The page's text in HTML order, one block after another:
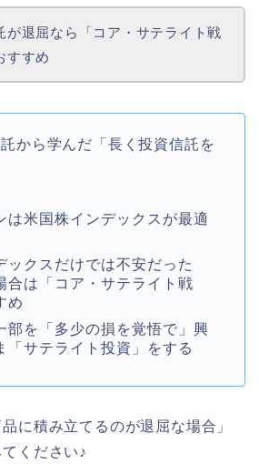
が退屈なら「コア・サテライト戦
すすめ
から学んだ「長く投資信託を
は米国株インデックスが最適
ックスだけでは不安だった
合は「コア・サテライト戦
め
部を「多少の損を覚悟で」興
「サテライト投資」をする
に積み立てるのが退屈な場合」
ください♪